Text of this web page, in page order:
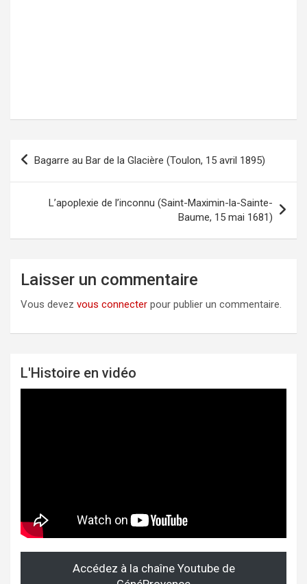
Navigation
de
l’article
Bagarre au Bar de la Glacière (Toulon, 15 avril 1895)
L’apoplexie de l’inconnu (Saint-Maximin-la-Sainte-
Baume, 15 mai 1681)
Laisser un commentaire
Vous devez vous connecter pour publier un commentaire.
L'Histoire en vidéo
Accédez à la chaîne Youtube de